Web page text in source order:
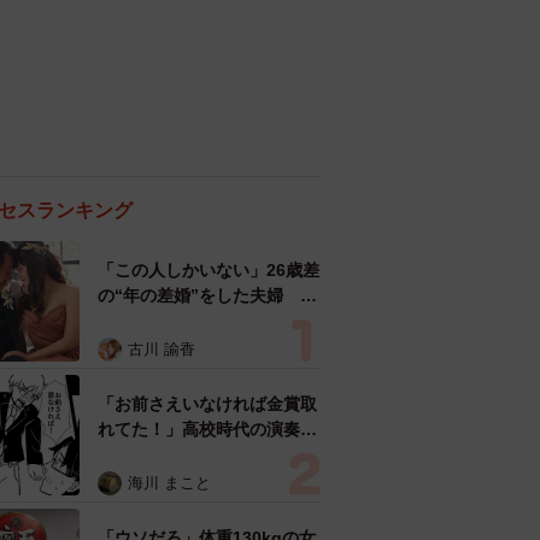
スランキング
「この人しかいない」26歳差
の“年の差婚”をした夫婦 出
た？ 今の思いを聞いた
古川 諭香
「お前さえいなければ金賞取
れてた！」高校時代の演奏会
生は楽器修理職人に 10年後
ぬ申し出【漫画】
海川 まこと